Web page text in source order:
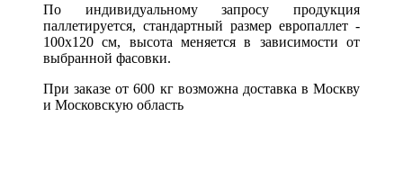
По индивидуальному запросу продукция
паллетируется, стандартный размер европаллет -
100х120 см, высота меняется в зависимости от
выбранной фасовки.
При заказе от 600 кг возможна доставка в Москву
и Московскую область